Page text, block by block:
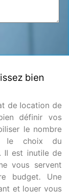
bien
de location de
définir vos
le nombre
le choix du
Il est inutile de
vous servent
budget. Une
et louer vous